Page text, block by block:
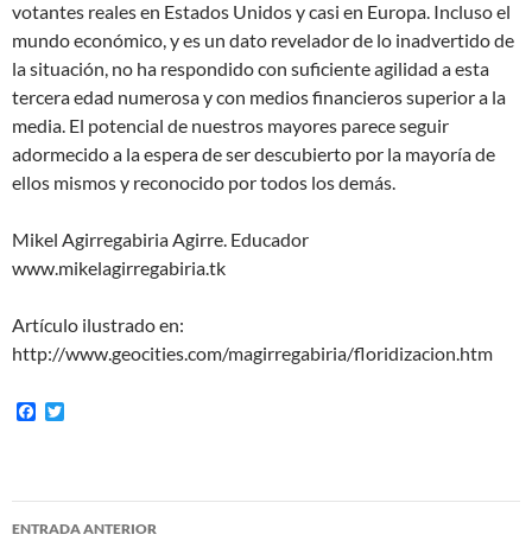
votantes reales en Estados Unidos y casi en Europa. Incluso el
mundo económico, y es un dato revelador de lo inadvertido de
la situación, no ha respondido con suficiente agilidad a esta
tercera edad numerosa y con medios financieros superior a la
media. El potencial de nuestros mayores parece seguir
adormecido a la espera de ser descubierto por la mayoría de
ellos mismos y reconocido por todos los demás.
Mikel Agirregabiria Agirre. Educador
www.mikelagirregabiria.tk
Artículo ilustrado en:
http://www.geocities.com/magirregabiria/floridizacion.htm
F
o
o
e
r
Navegación
ENTRADA ANTERIOR